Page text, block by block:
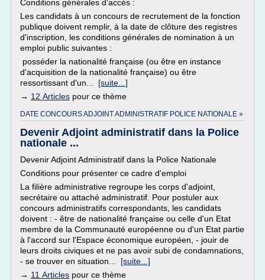
Conditions générales d'accès :
Les candidats à un concours de recrutement de la fonction
publique doivent remplir, à la date de clôture des registres
d'inscription, les conditions générales de nomination à un
emploi public suivantes :
posséder la nationalité française (ou être en instance
d'acquisition de la nationalité française) ou être
ressortissant d'un... [suite...]
→ 12 Articles pour ce thème
DATE CONCOURS ADJOINT ADMINISTRATIF POLICE NATIONALE »
Devenir Adjoint administratif dans la Police
nationale ...
Devenir Adjoint Administratif dans la Police Nationale
Conditions pour présenter ce cadre d'emploi
La filière administrative regroupe les corps d'adjoint,
secrétaire ou attaché administratif. Pour postuler aux
concours administratifs correspondants, les candidats
doivent : - être de nationalité française ou celle d'un Etat
membre de la Communauté européenne ou d'un Etat partie
à l'accord sur l'Espace économique européen, - jouir de
leurs droits civiques et ne pas avoir subi de condamnations,
- se trouver en situation... [suite...]
→ 11 Articles pour ce thème